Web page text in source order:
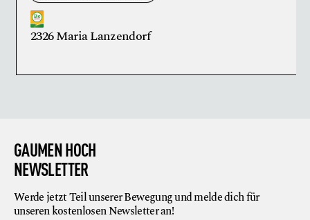
2326 Maria Lanzendorf
GAUMEN HOCH
NEWSLETTER
Werde jetzt Teil unserer Bewegung und melde dich für
unseren kostenlosen Newsletter an!